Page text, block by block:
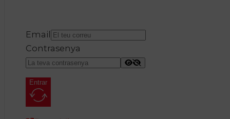
Email
Contrasenya
Entrar